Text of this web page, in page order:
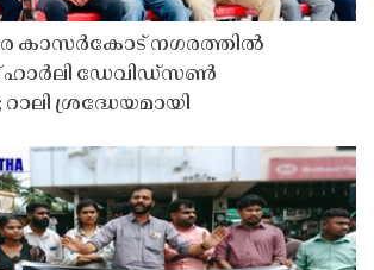
കാസർകോട് നഗരത്തിൽ
ഹാർലി ഡേവിഡ്‌സൺ
ശ്രദ്ധേയമായി